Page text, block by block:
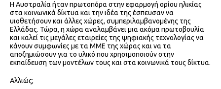
Η Αυστραλία ήταν πρωτοπόρα στην εφαρμογή ορίου ηλικίας
στα κοινωνικά δίκτυα και την ιδέα της έσπευσαν να
υιοθετήσουν και άλλες χώρες, συμπεριλαμβανομένης της
Ελλάδας. Τώρα, η χώρα αναλαμβάνει μια ακόμα πρωτοβουλία
και καλεί τις μεγάλες εταιρείες της ψηφιακής τεχνολογίας να
κάνουν συμφωνίες με τα ΜΜΕ της χώρας και να τα
αποζημιώσουν για το υλικό που χρησιμοποιούν στην
εκπαίδευση των μοντέλων τους και στα κοινωνικά τους δίκτυα.
Αλλιώς;